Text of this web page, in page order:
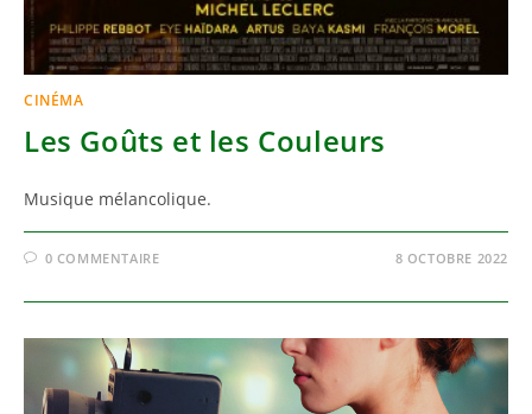
CINÉMA
Les Goûts et les Couleurs
Musique mélancolique.
0 COMMENTAIRE 8 OCTOBRE 2022